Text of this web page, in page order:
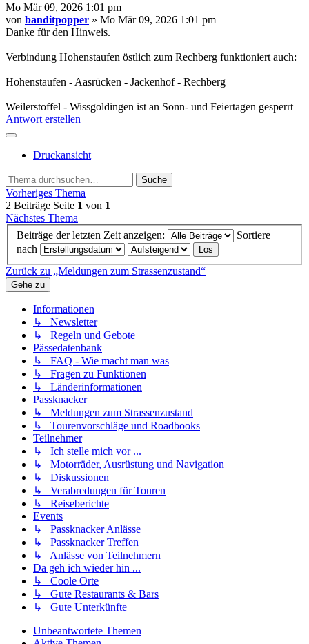
Mo Mär 09, 2026 1:01 pm
von banditpopper » Mo Mär 09, 2026 1:01 pm
Danke für den Hinweis.
Verbindung Hohenstaufen östlich zum Rechberg funktioniert auch:
Hohenstaufen - Aasrücken - Jackenhof - Rechberg
Weilerstoffel - Wissgoldingen ist an Sonn- und Feiertagen gesperrt
Antwort erstellen
Druckansicht
Suche
Vorheriges Thema
2 Beiträge Seite 1 von 1
Nächstes Thema
Beiträge der letzten Zeit anzeigen:
Sortiere
nach
Zurück zu „Meldungen zum Strassenzustand“
Gehe zu
Informationen
↳ Newsletter
↳ Regeln und Gebote
Pässedatenbank
↳ FAQ - Wie macht man was
↳ Fragen zu Funktionen
↳ Länderinformationen
Passknacker
↳ Meldungen zum Strassenzustand
↳ Tourenvorschläge und Roadbooks
Teilnehmer
↳ Ich stelle mich vor ...
↳ Motorräder, Ausrüstung und Navigation
↳ Diskussionen
↳ Verabredungen für Touren
↳ Reiseberichte
Events
↳ Passknacker Anlässe
↳ Passknacker Treffen
↳ Anlässe von Teilnehmern
Da geh ich wieder hin ...
↳ Coole Orte
↳ Gute Restaurants & Bars
↳ Gute Unterkünfte
Unbeantwortete Themen